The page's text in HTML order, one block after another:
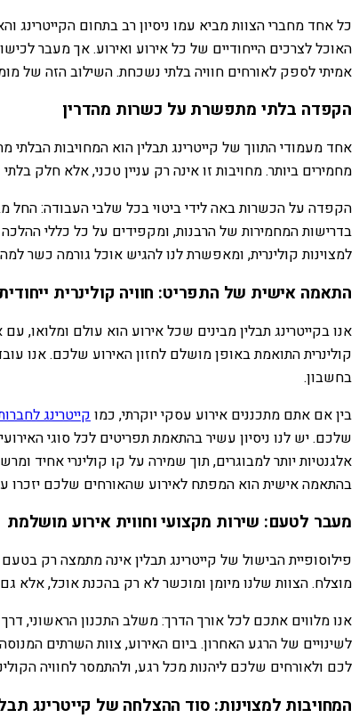
כל אחד מחברי הצוות מביא עמו ניסיון רב בתחום הקייטרינג
האוכל לצרכים הייחודיים של כל אירוע ואירוע. אך מעבר
אמיתי לספק לאורחים חוויה בלתי נשכחת. השילוב הזה של
הקפדה בלתי מתפשרת על כשרות מהדרין
אחד מעמודי התווך של קייטרינג תבלין הוא המחויבות
מחמירים ביותר. מחויבות זו אינה רק עניין טכני, אלא חלק
הקפדה על הכשרות באה לידי ביטוי בכל שלבי העבודה: החל
בדרישות המחמירות של הרבנות, ומקפידים על כל כללי
למצוינות קולינרית, ומאפשרת לנו להגיש אוכל גורמה כשר
התאמה אישית של התפריט: חוויה קולינרית
אנו בקייטרינג תבלין מבינים שכל אירוע הוא עולם ומלואו,
קולינרית התואמת באופן מושלם לחזון האירוע שלכם. אנו
בחשבון.
בין אם אתם מתכננים אירוע עסקי יוקרתי, כמו קייטרינג
שלכם. יש לנו ניסיון עשיר בהתאמת תפריטים לכל סוגי
אלגנטיות יותר למבוגרים, תוך שמירה על קו קולינרי אחיד
בהתאמה אישית הוא המפתח לאירוע שהאורחים שלכם יזכרו
מעבר לטעם: שירות מקצועי וחווית אירוע מושלמת
פילוסופיית הבישול של קייטרינג תבלין אינה מתמצה רק
מוצלח. הצוות שלנו מיומן ומוכשר לא רק בהכנת אוכל, אלא
אנו מלווים אתכם לכל אורך הדרך: משלב התכנון הראשוני,
לשינויים של הרגע האחרון. ביום האירוע, צוות השרתים
לכם ולאורחים שלכם ליהנות מכל רגע, ולהתמסר לחוויה
המחויבות למצוינות: סוד ההצלחה של קייטרינג